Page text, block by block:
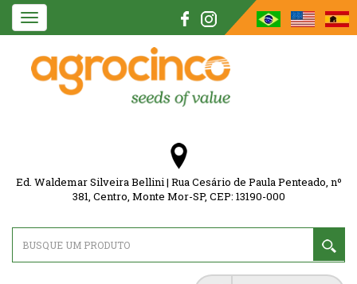
Toggle
navigation
Ed. Waldemar Silveira Bellini | Rua Cesário de Paula Penteado, nº
381, Centro, Monte Mor-SP, CEP: 13190-000